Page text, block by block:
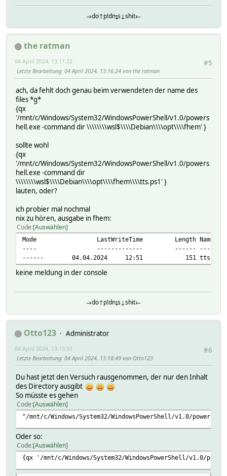
→do↑p!dnʇs↓shit←
the ratman
#5
04 April 2024, 13:11:22
Letzte Bearbeitung: 04 April 2024, 13:16:24 von the ratman
ach, da fehlt doch genau beim verwendeten der name des
files *g*
{qx
'/mnt/c/Windows/System32/WindowsPowerShell/v1.0/powers
hell.exe -command dir \\\\\\\\wsl$\\\\Debian\\\\opt\\\\fhem' }
sollte wohl
{qx
'/mnt/c/Windows/System32/WindowsPowerShell/v1.0/powers
hell.exe -command dir
\\\\\\\\wsl$\\\\Debian\\\\opt\\\\fhem\\\\tts.ps1' }
lauten, oder?
ich probier mal nochmal
nix zu hören, ausgabe in fhem:
Code Auswählen
Mode
----
------ 04.04.2024 12:51 151
keine meldung in der console
→do↑p!dnʇs↓shit←
Otto123
Administrator
#6
04 April 2024, 13:13:51
Letzte Bearbeitung: 04 April 2024, 13:18:49 von Otto123
Du hast jetzt den Versuch rausgenommen, der nur den Inhalt
des Directory ausgibt
So müsste es gehen
Code Auswählen
"/mnt/c/Windows/System32/WindowsPowerShell/v1.0/
Oder so:
Code Auswählen
{qx '/mnt/c/Windows/System32/WindowsPowerShell/